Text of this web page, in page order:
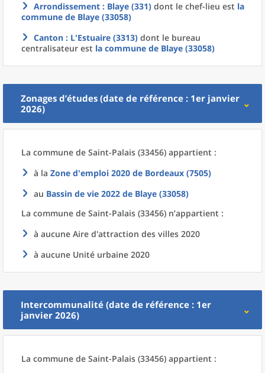
Arrondissement : Blaye (331) dont le chef-lieu est la
commune de Blaye (33058)
Canton : L'Estuaire (3313) dont le bureau
centralisateur est la commune de Blaye (33058)
Zonages d’études (date de référence : 1er janvier
2026)
La commune de Saint-Palais (33456) appartient :
à la Zone d'emploi 2020 de Bordeaux (7505)
au Bassin de vie 2022 de Blaye (33058)
La commune de Saint-Palais (33456) n’appartient :
à aucune Aire d'attraction des villes 2020
à aucune Unité urbaine 2020
Intercommunalité (date de référence : 1er
janvier 2026)
La commune de Saint-Palais (33456) appartient :